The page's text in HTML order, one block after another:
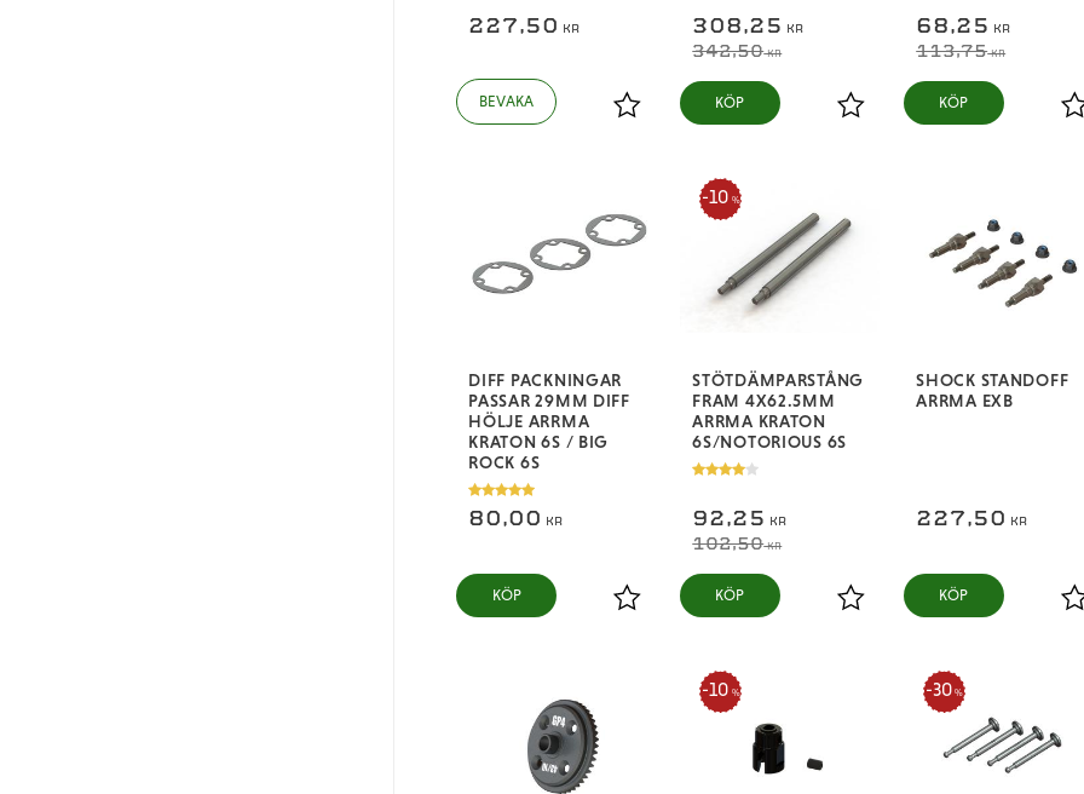
227,50 KR
Lägg till i favoriter
308,25 KR
342,50KR
Lägg till i favoriter
KÖP
68,25 KR
113,75KR
KÖP
DIFF PACKNINGAR
PASSAR 29MM DIFF
HÖLJE ARRMA
KRATON 6S / BIG
ROCK 6S
80,00 KR
Lägg till i favoriter
KÖP
STÖTDÄMPARSTÅNG
FRAM 4X62.5MM
ARRMA KRATON
6S/NOTORIOUS 6S
92,25 KR
102,50KR
10 %
Lägg till i favoriter
KÖP
SHOCK STANDOFF
ARRMA EXB
227,50 KR
KÖP
10 % 30 %